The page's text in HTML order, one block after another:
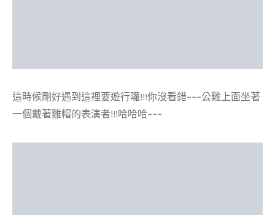
這時候剛好遇到這裡要遊行囉!!!你沒看錯~~~公雞上面坐著
一個戴著雞帽的表演者!!!哈哈哈~~~